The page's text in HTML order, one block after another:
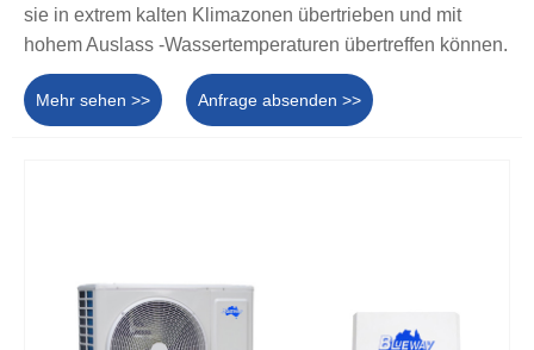
sie in extrem kalten Klimazonen übertrieben und mit
hohem Auslass -Wassertemperaturen übertreffen können.
Mehr sehen >> Anfrage absenden >>